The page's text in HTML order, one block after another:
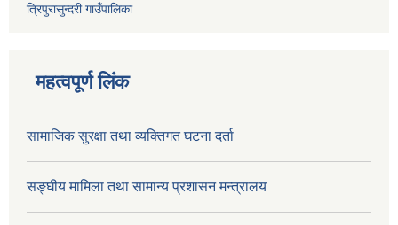
त्रिपुरासुन्दरी गाउँपालिका
महत्वपूर्ण लिंक
सामाजिक सुरक्षा तथा व्यक्तिगत घटना दर्ता
सङ्घीय मामिला तथा सामान्य प्रशासन मन्त्रालय